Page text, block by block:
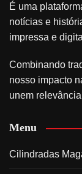
É uma
notícias e
impressa e
Combinando
nosso impacto
unem
Menu
Cilindradas